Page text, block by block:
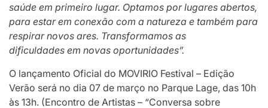
saúde em primeiro lugar. Optamos por lugares abertos,
para estar em conexão com a natureza e também para
respirar novos ares. Transformamos as
dificuldades em novas oportunidades”.
O lançamento Oficial do MOVIRIO Festival – Edição
Verão será no dia 07 de março no Parque Lage, das 10h
às 13h. (Encontro de Artistas – “Conversa sobre